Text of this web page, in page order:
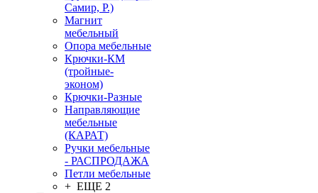
Самир, Р.)
Магнит
мебельный
Опора мебельные
Крючки-КМ
(тройные-
эконом)
Крючки-Разные
Направляющие
мебельные
(КАРАТ)
Ручки мебельные
- РАСПРОДАЖА
Петли мебельные
+ ЕЩЕ 2